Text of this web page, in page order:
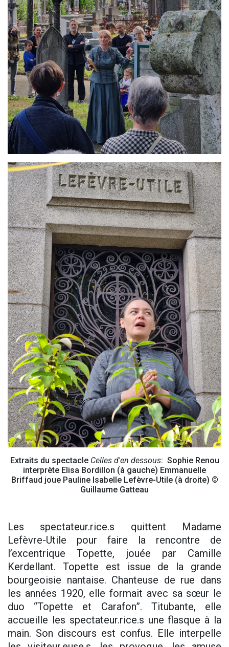
Extraits du spectacle Celles d'en dessous: Sophie Renou
interprète Elisa Bordillon (à gauche) Emmanuelle
Briffaud joue Pauline Isabelle Lefèvre-Utile (à droite) ©
Guillaume Gatteau
Les spectateur.rice.s quittent Madame
Lefèvre-Utile pour faire la rencontre de
l’excentrique Topette, jouée par Camille
Kerdellant. Topette est issue de la grande
bourgeoisie nantaise. Chanteuse de rue dans
les années 1920, elle formait avec sa sœur le
duo “Topette et Carafon”. Titubante, elle
accueille les spectateur.rice.s une flasque à la
main. Son discours est confus. Elle interpelle